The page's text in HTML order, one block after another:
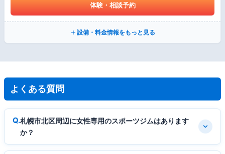
体験・相談予約
設備・料金情報をもっと見る
よくある質問
札幌市北区周辺に女性専用のスポーツジムはあります
か？